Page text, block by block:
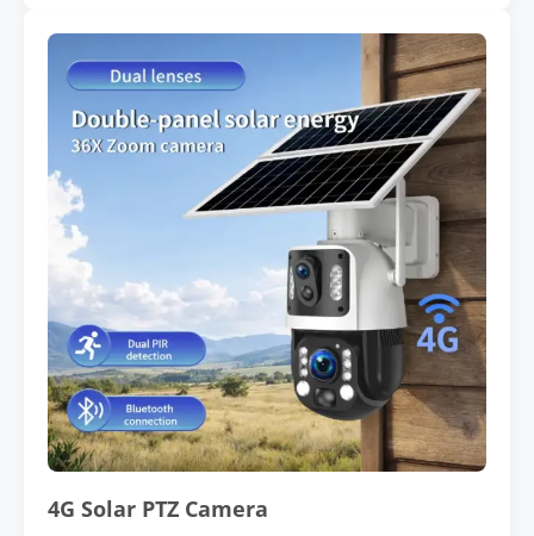
4G Solar PTZ Camera